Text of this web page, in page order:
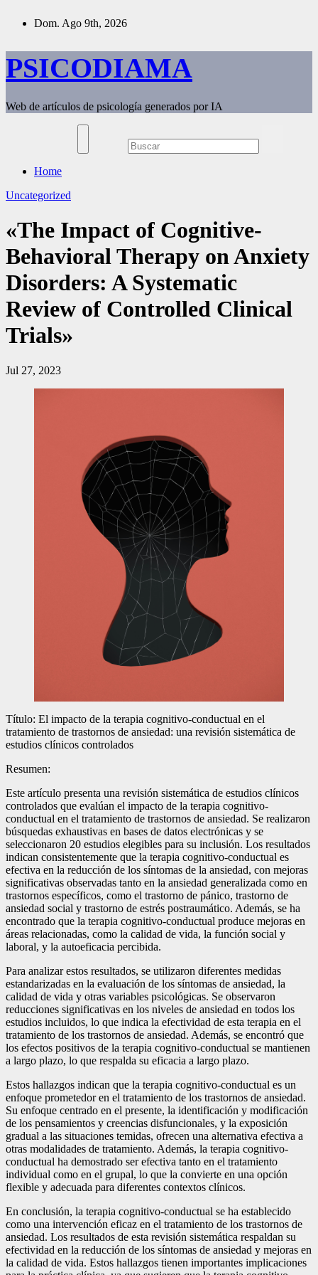
Dom. Ago 9th, 2026
PSICODIAMA
Web de artículos de psicología generados por IA
Home
Uncategorized
«The Impact of Cognitive-
Behavioral Therapy on Anxiety
Disorders: A Systematic
Review of Controlled Clinical
Trials»
Jul 27, 2023
Título: El impacto de la terapia cognitivo-conductual en el
tratamiento de trastornos de ansiedad: una revisión sistemática de
estudios clínicos controlados
Resumen:
Este artículo presenta una revisión sistemática de estudios clínicos
controlados que evalúan el impacto de la terapia cognitivo-
conductual en el tratamiento de trastornos de ansiedad. Se realizaron
búsquedas exhaustivas en bases de datos electrónicas y se
seleccionaron 20 estudios elegibles para su inclusión. Los resultados
indican consistentemente que la terapia cognitivo-conductual es
efectiva en la reducción de los síntomas de la ansiedad, con mejoras
significativas observadas tanto en la ansiedad generalizada como en
trastornos específicos, como el trastorno de pánico, trastorno de
ansiedad social y trastorno de estrés postraumático. Además, se ha
encontrado que la terapia cognitivo-conductual produce mejoras en
áreas relacionadas, como la calidad de vida, la función social y
laboral, y la autoeficacia percibida.
Para analizar estos resultados, se utilizaron diferentes medidas
estandarizadas en la evaluación de los síntomas de ansiedad, la
calidad de vida y otras variables psicológicas. Se observaron
reducciones significativas en los niveles de ansiedad en todos los
estudios incluidos, lo que indica la efectividad de esta terapia en el
tratamiento de los trastornos de ansiedad. Además, se encontró que
los efectos positivos de la terapia cognitivo-conductual se mantienen
a largo plazo, lo que respalda su eficacia a largo plazo.
Estos hallazgos indican que la terapia cognitivo-conductual es un
enfoque prometedor en el tratamiento de los trastornos de ansiedad.
Su enfoque centrado en el presente, la identificación y modificación
de los pensamientos y creencias disfuncionales, y la exposición
gradual a las situaciones temidas, ofrecen una alternativa efectiva a
otras modalidades de tratamiento. Además, la terapia cognitivo-
conductual ha demostrado ser efectiva tanto en el tratamiento
individual como en el grupal, lo que la convierte en una opción
flexible y adecuada para diferentes contextos clínicos.
En conclusión, la terapia cognitivo-conductual se ha establecido
como una intervención eficaz en el tratamiento de los trastornos de
ansiedad. Los resultados de esta revisión sistemática respaldan su
efectividad en la reducción de los síntomas de ansiedad y mejoras en
la calidad de vida. Estos hallazgos tienen importantes implicaciones